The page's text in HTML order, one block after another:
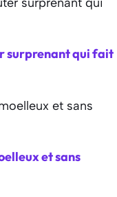
surprenant qui fait
et sans